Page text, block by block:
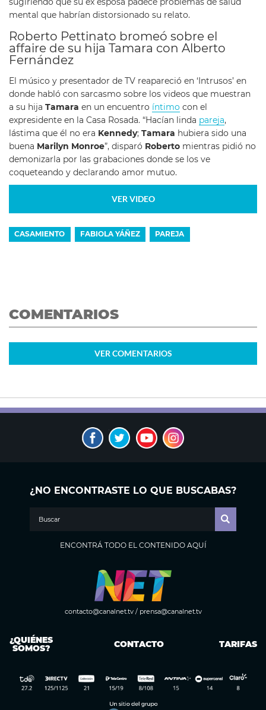
sugiriendo que su ex esposa padece problemas de salud
mental que habrían distorsionado su relato.
Roberto Pettinato bromeó sobre el
affaire de su hija Tamara con Alberto
Fernández
El músico y presentador de TV reapareció en ‘Intrusos’ en
donde habló con sarcasmo sobre los videos que muestran
a su hija Tamara en un encuentro íntimo con el
expresidente en la Casa Rosada. “Hacían linda pareja,
lástima que él no era Kennedy; Tamara hubiera sido una
buena Marilyn Monroe”, disparó Roberto mientras pidió no
demonizarla por las grabaciones donde se los ve
coqueteando y declarando amor mutuo.
VER VIDEO
CASAMIENTO FABIOLA YÁÑEZ PAREJA
COMENTARIOS
VER COMENTARIOS
¿NO ENCONTRASTE LO QUE BUSCABAS?
ENCONTRÁ TODO EL CONTENIDO AQUÍ
contacto@canalnet.tv/ prensa@canalnet.tv
¿QUIÉNES
SOMOS? CONTACTO TARIFAS